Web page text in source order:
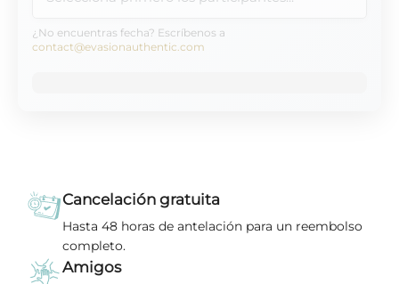
¿No encuentras fecha? Escríbenos a
contact@evasionauthentic.com
Cancelación gratuita
Hasta 48 horas de antelación para un reembolso
completo.
Amigos